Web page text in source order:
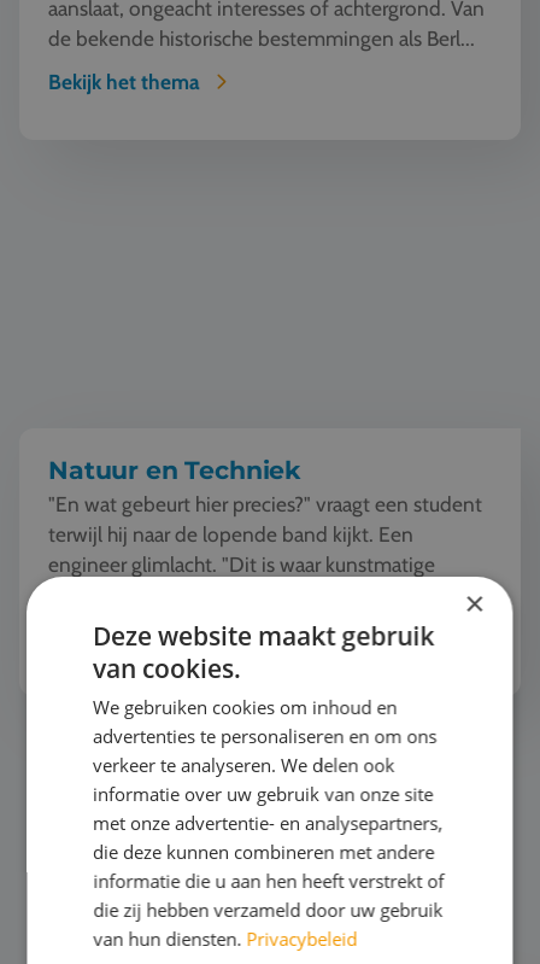
aanslaat, ongeacht interesses of achtergrond. Van
de bekende historische bestemmingen als Berl...
Bekijk het thema
Natuur en Techniek
"En wat gebeurt hier precies?" vraagt een student
terwijl hij naar de lopende band kijkt. Een
engineer glimlacht. "Dit is waar kunstmatige
machine ziet, l...
Bekijk het thema
×
Deze website maakt gebruik
van cookies.
We gebruiken cookies om inhoud en
advertenties te personaliseren en om ons
verkeer te analyseren. We delen ook
informatie over uw gebruik van onze site
met onze advertentie- en analysepartners,
die deze kunnen combineren met andere
informatie die u aan hen heeft verstrekt of
die zij hebben verzameld door uw gebruik
van hun diensten. Privacybeleid